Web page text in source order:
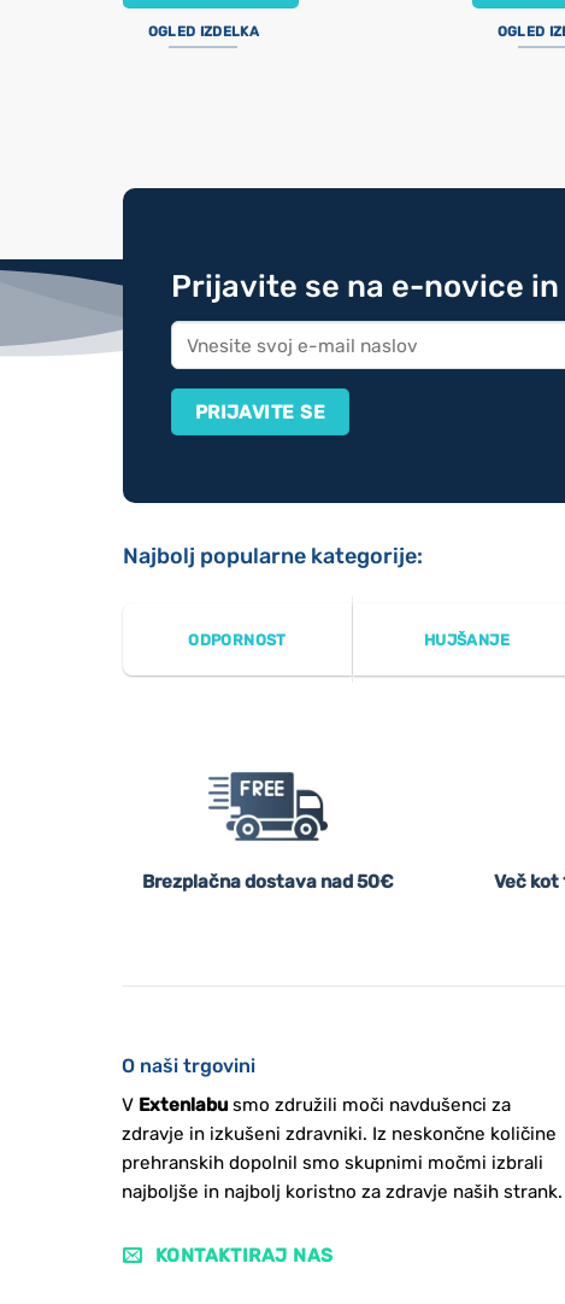
OGLED IZDELKA OGLED
Prijavite se na e-novice
Najbolj popularne kategorije:
ODPORNOST HUJŠANJE
Brezplačna dostava nad 50€ Več kot
O naši trgovini
V Extenlabusmo združili moči navdušenci za
zdravje in izkušeni zdravniki. Iz neskončne količine
prehranskih dopolnil smo skupnimi močmi izbrali
najboljše in najbolj koristno za zdravje naših strank.
KONTAKTIRAJ NAS